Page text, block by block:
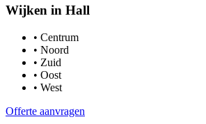
Wijken in Hall
• Centrum
• Noord
• Zuid
• Oost
• West
Offerte aanvragen